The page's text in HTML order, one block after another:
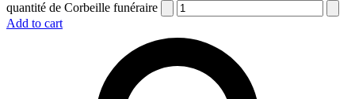
quantité de Corbeille funéraire
Add to cart